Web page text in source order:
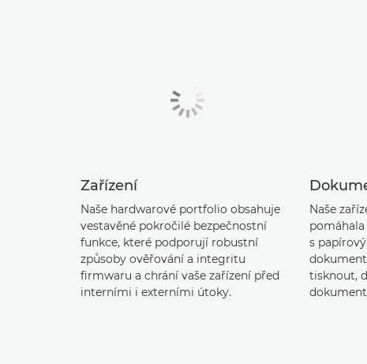
Zařízení
Naše hardwarové portfolio obsahuje
vestavěné pokročilé bezpečnostní
funkce, které podporují robustní
způsoby ověřování a integritu
firmwaru a chrání vaše zařízení před
interními i externími útoky.
Naše
s
tisknout,